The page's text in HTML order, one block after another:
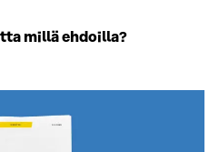
millä ehdoilla?